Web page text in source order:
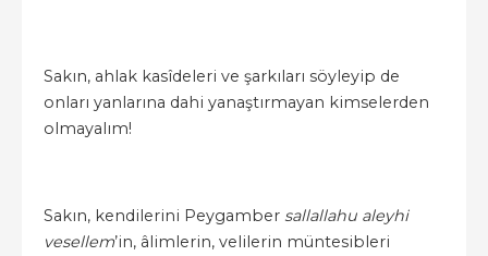
Sakın, ahlak kasîdeleri ve şarkıları söyleyip de
onları yanlarına dahi yanaştırmayan kimselerden
olmayalım!
Sakın, kendilerini Peygamber sallallahu aleyhi
vesellem’in, âlimlerin, velilerin müntesibleri